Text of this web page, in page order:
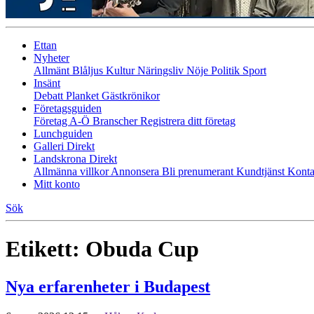
Ettan
Nyheter
Allmänt Blåljus KulturNäringsliv Nöje Politik Sport
Insänt
Debatt Planket Gästkrönikor
Företagsguiden
Företag A-Ö BranscherRegistrera ditt företag
Lunchguiden
Galleri Direkt
Landskrona Direkt
Allmänna villkorAnnonsera Bli prenumerant Kundtjänst
Mitt konto
Sök
Etikett: Obuda Cup
Nya erfarenheter i Budapest